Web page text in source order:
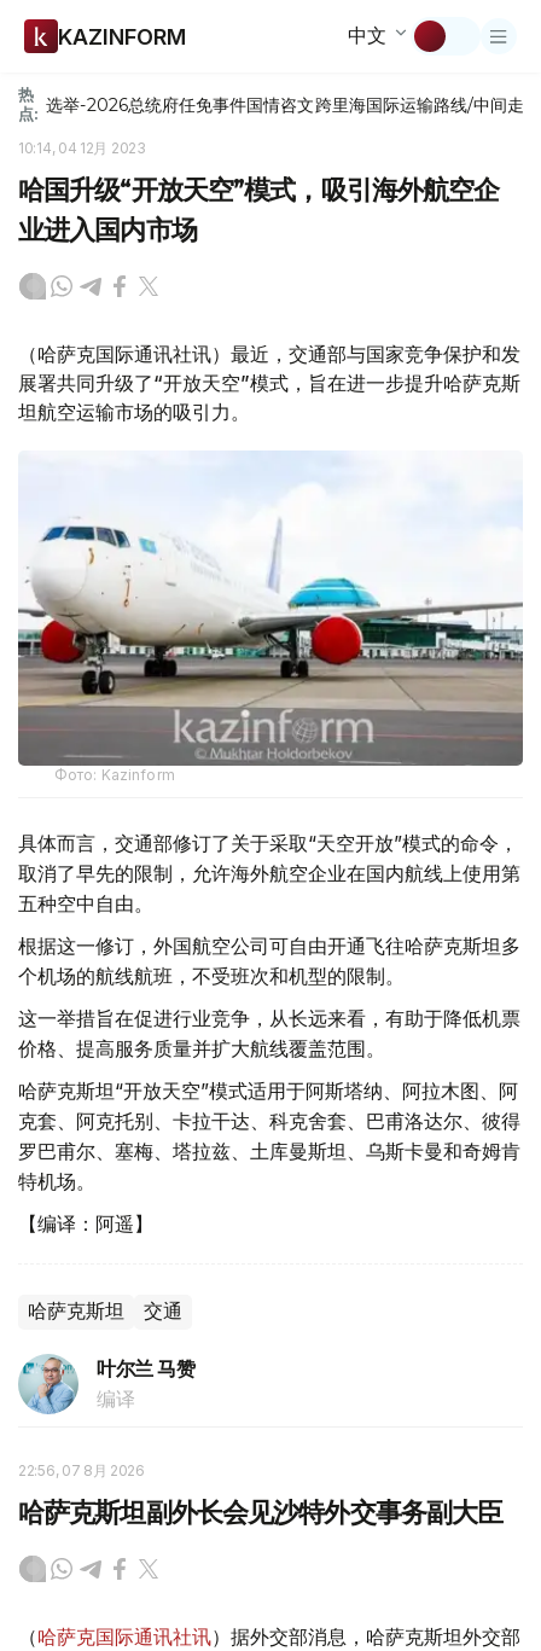
KAZINFORM 中文
热
点: 选举-2026总统府任免事件国情咨文跨里海国际运输路线/中间走廊
10:14, 04 12月 2023
哈国升级“开放天空”模式，吸引海外航空企
业进入国内市场
（哈萨克国际通讯社讯）最近，交通部与国家竞争保护和发
展署共同升级了“开放天空”模式，旨在进一步提升哈萨克斯
坦航空运输市场的吸引力。
Фото: Kazinform
具体而言，交通部修订了关于采取“天空开放”模式的命令，
取消了早先的限制，允许海外航空企业在国内航线上使用第
五种空中自由。
根据这一修订，外国航空公司可自由开通飞往哈萨克斯坦多
个机场的航线航班，不受班次和机型的限制。
这一举措旨在促进行业竞争，从长远来看，有助于降低机票
价格、提高服务质量并扩大航线覆盖范围。
哈萨克斯坦“开放天空”模式适用于阿斯塔纳、阿拉木图、阿
克套、阿克托别、卡拉干达、科克舍套、巴甫洛达尔、彼得
罗巴甫尔、塞梅、塔拉兹、土库曼斯坦、乌斯卡曼和奇姆肯
特机场。
【编译：阿遥】
哈萨克斯坦 交通
叶尔兰 马赞
编译
22:56, 07 8月 2026
哈萨克斯坦副外长会见沙特外交事务副大臣
（哈萨克国际通讯社讯）据外交部消息，哈萨克斯坦外交部